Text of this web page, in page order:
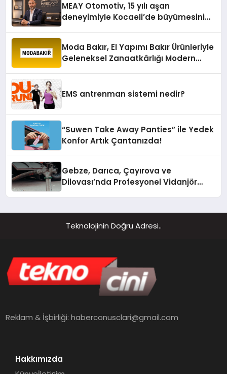
MEAY Otomotiv, 15 yılı aşan
deneyimiyle Kocaeli’de büyümesini
Moda Bakır, El Yapımı Bakır Ürünleriyle
Geleneksel Zanaatkârlığı Modern
EMS antrenman sistemi nedir?
“Suwen Take Away Panties” ile Yedek
Konfor Artık Çantanızda!
Gebze, Darıca, Çayırova ve
Dilovası’nda Profesyonel Vidanjör
Teknolojinin Doğru Adresi..
Reklam & İşbirliği:haberconusclari@gmail.com
Hakkımızda